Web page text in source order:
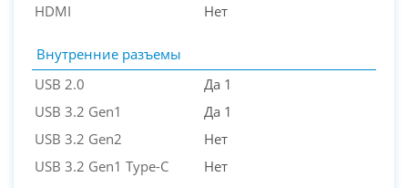
HDMI
Нет
Внутренние разъемы
USB 2.0
Да 1
USB 3.2 Gen1
Да 1
USB 3.2 Gen2
Нет
USB 3.2 Gen1 Type-C
Нет